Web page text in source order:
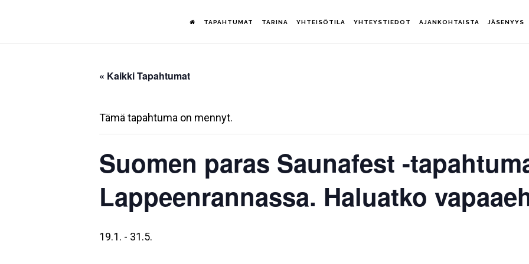
TAPAHTUMAT TARINA YHTEISÖTILA YHTEYSTIEDOT AJANKOHTAISTA JÄSENYYS
« Kaikki Tapahtumat
Tämä tapahtuma on mennyt.
Suomen paras Saunafest -
Lappeenrannassa. Haluatko
19.1. - 31.5.